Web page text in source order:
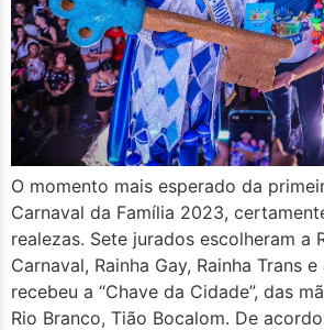
O momento mais esperado da
Carnaval da Família 2023,
realezas. Sete jurados escolheram a
Carnaval, Rainha Gay, Rainha Trans
recebeu a “Chave da Cidade”, das
Rio Branco, Tião Bocalom. De